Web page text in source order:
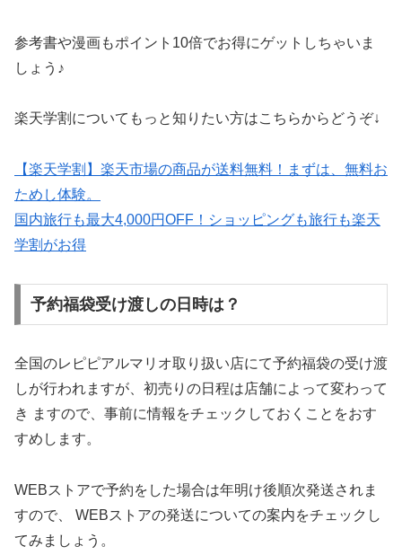
参考書や漫画もポイント10倍でお得にゲットしちゃいま
しょう♪
楽天学割についてもっと知りたい方はこちらからどうぞ↓
【楽天学割】楽天市場の商品が送料無料！まずは、無料お
ためし体験。
国内旅行も最大4,000円OFF！ショッピングも旅行も楽天
学割がお得
予約福袋受け渡しの日時は？
全国のレピピアルマリオ取り扱い店にて予約福袋の受け渡
しが行われますが、初売りの日程は店舗によって変わって
き ますので、事前に情報をチェックしておくことをおす
すめします。
WEBストアで予約をした場合は年明け後順次発送されま
すので、 WEBストアの発送についての案内をチェックし
てみましょう。